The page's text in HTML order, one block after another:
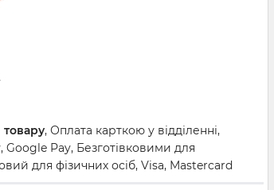
, Оплата карткою у відділенні,
Pay, Безготівковими для
для фізичних осіб, Visa, Mastercard